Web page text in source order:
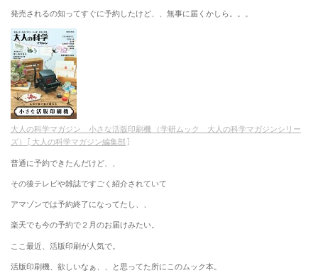
発売されるの知ってすぐに予約したけど、、無事に届くかしら。。。
大人の科学マガジン 小さな活版印刷機 （学研ムック 大人の科学マガジンシリー
ズ） [ 大人の科学マガジン編集部 ]
普通に予約できたんだけど、、
その後テレビや雑誌ですごく紹介されていて
アマゾンでは予約終了になってたし、、
楽天でも今の予約で２月のお届けみたい。
ここ最近、活版印刷が人気で。
活版印刷機、欲しいなぁ、、と思ってた所にこのムック本。